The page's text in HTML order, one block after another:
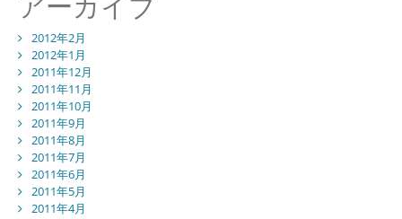
2012年2月
2012年1月
2011年12月
2011年11月
2011年10月
2011年9月
2011年8月
2011年7月
2011年6月
2011年5月
2011年4月